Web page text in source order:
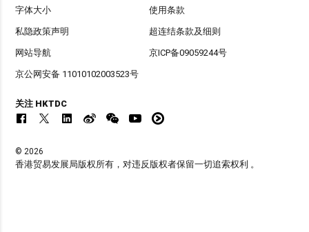
字体大小 使用条款
私隐政策声明 超连结条款及细则
网站导航 京ICP备09059244号
京公网安备 11010102003523号
关注 HKTDC
© 2026
香港贸易发展局版权所有，对违反版权者保留一切追索权利 。